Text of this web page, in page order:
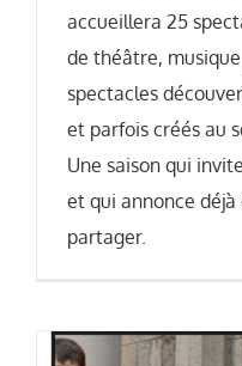
accueillera 25
de théâtre,
spectacles
et parfois créés au
Une saison qui
et qui annonce déjà
partager.